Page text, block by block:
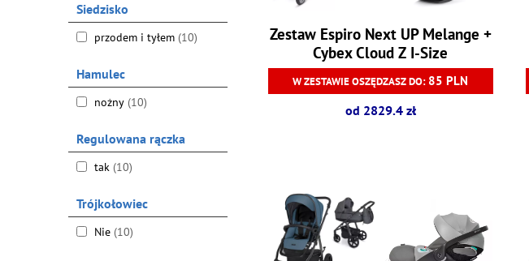
Siedzisko
przodem i tyłem (10)
Hamulec
nożny (10)
Regulowana rączka
tak (10)
Trójkołowiec
Nie (10)
Zestaw Espiro Next UP Melange +
Cybex Cloud Z I-Size
W ZESTAWIE OSZĘDZASZ DO: 85 PLN
od 2829.4 zł